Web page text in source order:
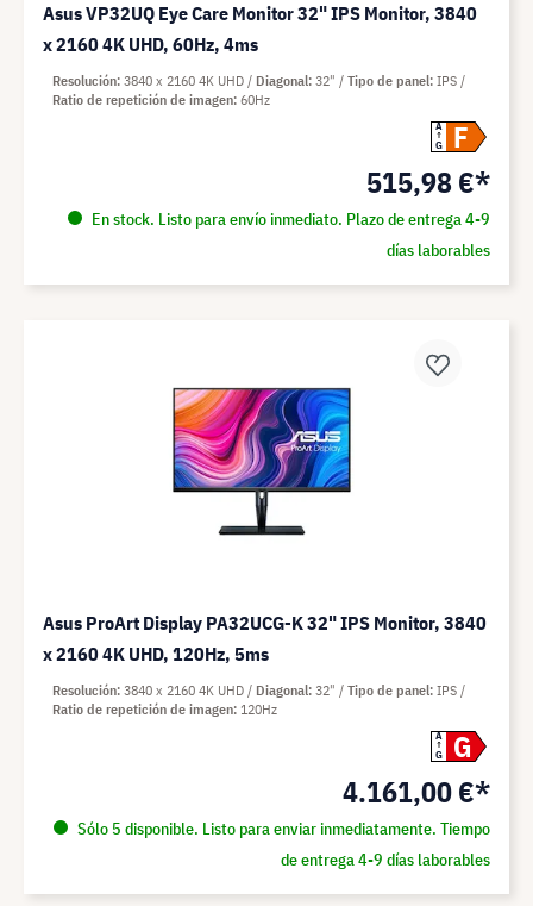
Asus VP32UQ Eye Care Monitor 32" IPS Monitor, 3840
x 2160 4K UHD, 60Hz, 4ms
A
G
F
515,98 €*
En stock. Listo para envío inmediato. Plazo de entrega 4-9
días laborables
Resolución 3840 x 2160 4K UHD Diagonal 32" Tipo de panel IPS
Ratio de repetición de imagen 60Hz
Asus ProArt Display PA32UCG-K 32" IPS Monitor, 3840
x 2160 4K UHD, 120Hz, 5ms
A
G
G
4.161,00 €*
Sólo 5 disponible. Listo para enviar inmediatamente. Tiempo
de entrega 4-9 días laborables
Resolución 3840 x 2160 4K UHD Diagonal 32" Tipo de panel IPS
Ratio de repetición de imagen 120Hz